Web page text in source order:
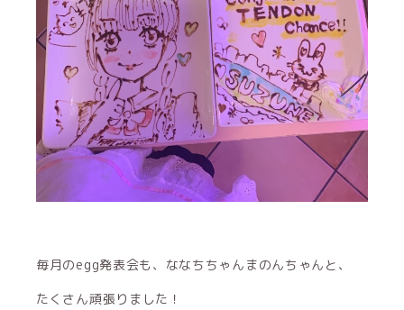
毎月のegg発表会も、ななちちゃんまのんちゃんと、
たくさん頑張りました！